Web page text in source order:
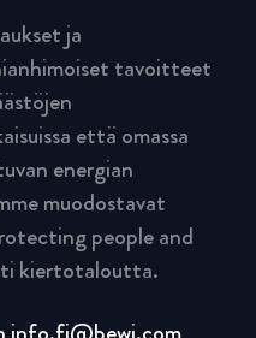
ja
tavoitteet
että omassa
energian
muodostavat
people and
kiertotaloutta.